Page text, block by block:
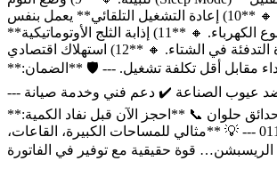
استهلاك الكهرباء. 🔸 **10) إعادة التشغيل التلقائي** يعمل بنفس
الإعدادات بعد رجوع الكهرباء. 🔸 **11) إذابة الثلج الأوتوماتيكية**
تحافظ على كفاءة التدفئة في الشتاء. 🔸 **12) استهلاك اقتصادي
مقابل أقل تكلفة تشغيل. --- 🛡️ **الضمان:**
ضد عيوب الصناعة ✔️ دعم فني وخدمة صيانة ---
حلوان 📞 **احجز الآن قبل نفاد الكمية:**
01131347865 --- 💡 **مثالي للمساحات الكبيرة، القاعات،